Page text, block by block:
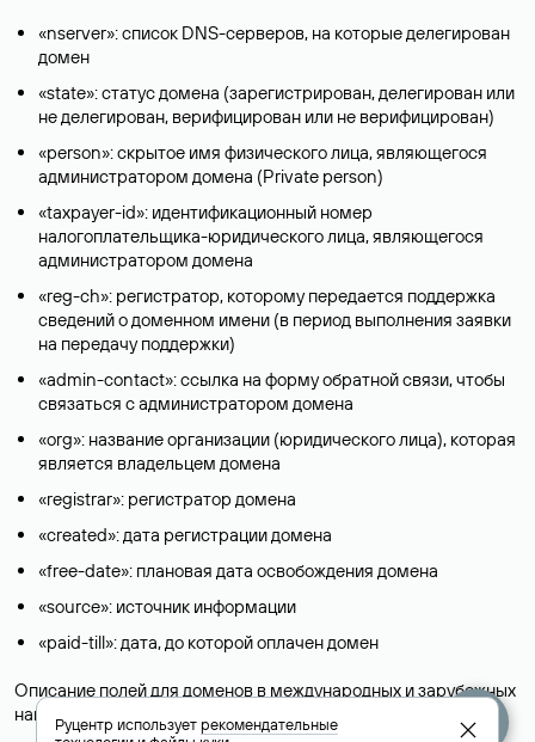
«nserver»: список DNS-серверов, на которые делегирован
домен
«state»: статус домена (зарегистрирован, делегирован или
не делегирован, верифицирован или не верифицирован)
«person»: скрытое имя физического лица, являющегося
администратором домена (Privatе person)
«taxpayer-id»: идентификационный номер
налогоплательщика-юридического лица, являющегося
администратором домена
«reg-ch»: регистратор, которому передается поддержка
сведений о доменном имени (в период выполнения заявки
на передачу поддержки)
«admin-contact»: ссылка на форму обратной связи, чтобы
связаться с администратором домена
«org»: название организации (юридического лица), которая
является владельцем домена
«registrar»: регистратор домена
«created»: дата регистрации домена
«free-date»: плановая дата освобождения домена
«source»: источник информации
«paid-till»: дата, до которой оплачен домен
Описание полей для доменов в международных и зарубежных
национальных доменах представлены в разделе «
».
Руцентр используетрекомендательные